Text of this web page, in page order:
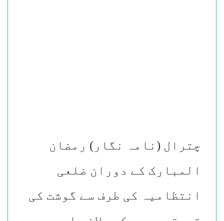
چترال (نامہ نگار) رمضان
المبارک کے دوران ضلعی
انتظامیہ کی طرف سے گوشت کی